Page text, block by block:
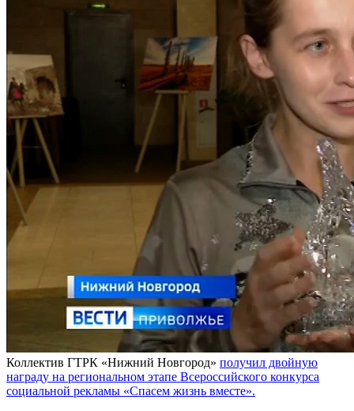
Коллектив ГТРК «Нижний Новгород» получил двойную
награду на региональном этапе Всероссийского конкурса
социальной рекламы «Спасем жизнь вместе».